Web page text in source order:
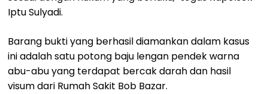
Iptu Sulyadi.
Barang bukti yang berhasil diamankan dalam kasus
ini adalah satu potong baju lengan pendek warna
abu-abu yang terdapat bercak darah dan hasil
visum dari Rumah Sakit Bob Bazar.